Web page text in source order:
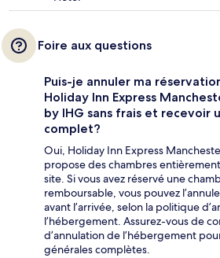
Foire aux questions
Puis-je annuler ma
Holiday Inn Express
by IHG sans frais et recevoir
complet?
Oui, Holiday Inn Express
propose des chambres
site. Si vous avez réservé une
remboursable, vous pouvez
avant l’arrivée, selon la politique
l’hébergement. Assurez-vous de
d’annulation de l’hébergement
générales complètes.